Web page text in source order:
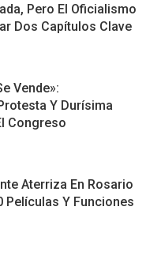
Pero El Oficialismo
Dos Capítulos Clave
Vende»:
Y Durísima
Congreso
Aterriza En Rosario
Películas Y Funciones